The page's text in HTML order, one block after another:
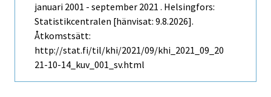
januari 2001 - september 2021 . Helsingfors:
Statistikcentralen [hänvisat: 9.8.2026].
Åtkomstsätt:
http://stat.fi/til/khi/2021/09/khi_2021_09_20
21-10-14_kuv_001_sv.html